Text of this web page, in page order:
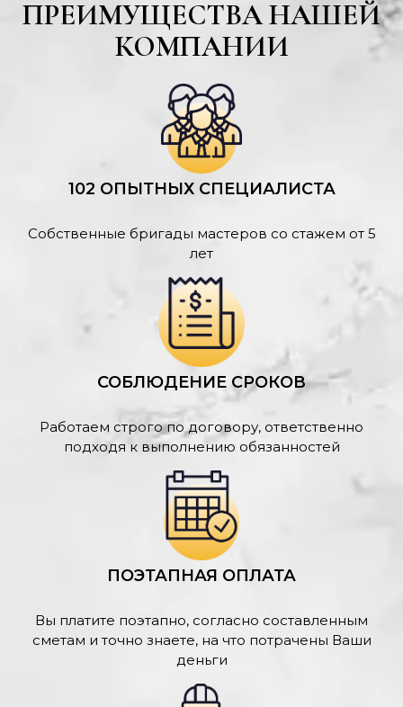
ПРЕИМУЩЕСТВА НАШЕЙ
КОМПАНИИ
102 ОПЫТНЫХ СПЕЦИАЛИСТА
Собственные бригады мастеров со стажем от 5
лет
СОБЛЮДЕНИЕ СРОКОВ
Работаем строго по договору, ответственно
подходя к выполнению обязанностей
ПОЭТАПНАЯ ОПЛАТА
Вы платите поэтапно, согласно составленным
сметам и точно знаете, на что потрачены Ваши
деньги